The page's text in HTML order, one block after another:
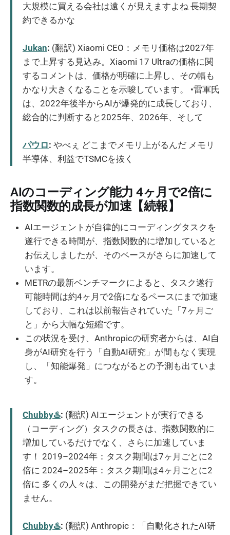
大規模に買える会社は遠くが見えますよね 長期契
約できるかな
Jukan: (翻訳) Xiaomi CEO：メモリ価格は2027年
まで上昇する見込み。Xiaomi 17 Ultraの価格に関
するコメントは、価格が明確に上昇し、その幅も
かなり大きくなることを示唆しています。 •雷軍氏
は、2022年後半からAIが爆発的に成長しており、
総合的に判断すると2025年、2026年、そして
パウロ: やべぇ どこまでメモリ上がるんだ メモリ
半導体、利益でTSMCを抜く
AIのコーディング能力 4ヶ月で2倍に
指数関数的成長が加速【続報】
AIエージェントが自律的にコーディングタスクを
遂行できる時間が、指数関数的に増加していると
お伝えしましたが、そのペースがさらに加速して
います。
METRの最新ベンチマークによると、タスク遂行
可能時間は約4ヶ月で2倍になるペースにまで加速
しており、これは以前報告されていた「7ヶ月ご
と」から大幅な短縮です。
この状況を受け、Anthropicの研究者からは、AI自
身がAI研究を行う「自動AI研究」が間もなく実現
し、「知能爆発」につながるとの予測も出ていま
す。
Chubby♨️: (翻訳) AIエージェントが実行できる
（コーディング）タスクの長さは、指数関数的に
増加しているだけでなく、さらに加速していま
す！ 2019–2024年：タスク期間は7ヶ月ごとに2
倍に 2024–2025年：タスク期間は4ヶ月ごとに2
倍に 多くの人々は、この開発がまだ把握できてい
ません。
Chubby♨️: (翻訳) Anthropic：「自動化されたAI研